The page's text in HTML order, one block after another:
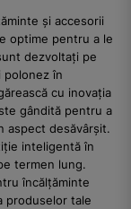
și accesorii
optime pentru a le
dezvoltați pe
polonez în
cu inovația
gândită pentru a
aspect desăvârșit.
inteligentă în
termen lung.
încălțăminte
produselor tale